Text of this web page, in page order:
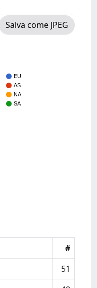
Salva come JPEG
EU
AS
NA
SA
#
51